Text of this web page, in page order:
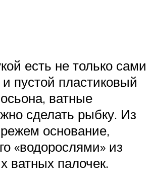
есть не только сами
пустой пластиковый
ватные
сделать рыбку. Из
основание,
«водорослями» из
ватных палочек.